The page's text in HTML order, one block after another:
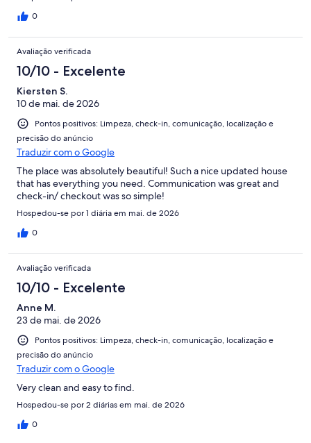
0
Avaliação verificada
10/10 - Excelente
Kiersten S.
10 de mai. de 2026
Pontos positivos: Limpeza, check-in, comunicação, localização e
precisão do anúncio
Traduzir com o Google
The place was absolutely beautiful! Such a nice updated house
that has everything you need. Communication was great and
check-in/ checkout was so simple!
Hospedou-se por 1 diária em mai. de 2026
0
Avaliação verificada
10/10 - Excelente
Anne M.
23 de mai. de 2026
Pontos positivos: Limpeza, check-in, comunicação, localização e
precisão do anúncio
Traduzir com o Google
Very clean and easy to find.
Hospedou-se por 2 diárias em mai. de 2026
0